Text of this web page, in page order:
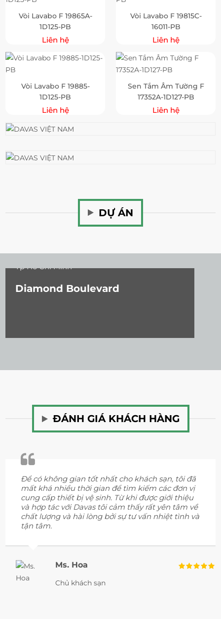
Vòi Lavabo F 19865A-
1D125-PB
Liên hệ
Vòi Lavabo F 19815C-
16011-PB
Liên hệ
Vòi Lavabo F 19885-
1D125-PB
Liên hệ
Sen Tắm Âm Tường F
17352A-1D127-PB
Liên hệ
DỰ ÁN
Tp Hồ Chí Minh
Diamond Boulevard
ĐÁNH GIÁ KHÁCH HÀNG
Để có không gian tốt nhất cho khách sạn, tôi đã
mất khá nhiều thời gian để tìm kiếm các đơn vị
cung cấp thiết bị vệ sinh. Từ khi được giới thiệu
và hợp tác với Davas tôi cảm thấy rất yên tâm về
chất lượng và hài lòng bởi sự tư vấn nhiệt tình và
tận tâm.
Ms. Hoa
Chủ khách sạn